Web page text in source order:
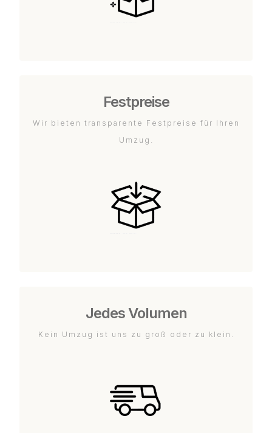
Festpreise
Wir bieten transparente Festpreise für Ihren
Umzug.
Jedes Volumen
Kein Umzug ist uns zu groß oder zu klein.